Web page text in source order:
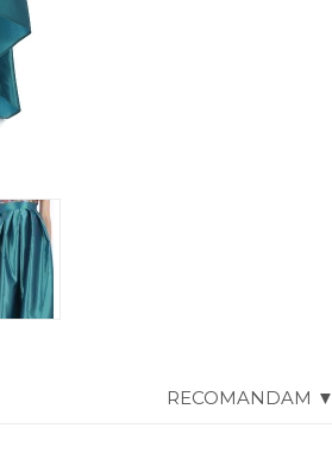
RECOMANDAM ▼